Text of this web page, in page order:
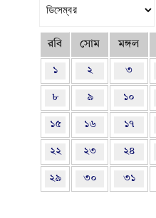
রবি সোম মঙ্গল
১ ২ ৩
৮ ৯ ১০
১৫ ১৬ ১৭
২২ ২৩ ২৪
২৯ ৩০ ৩১